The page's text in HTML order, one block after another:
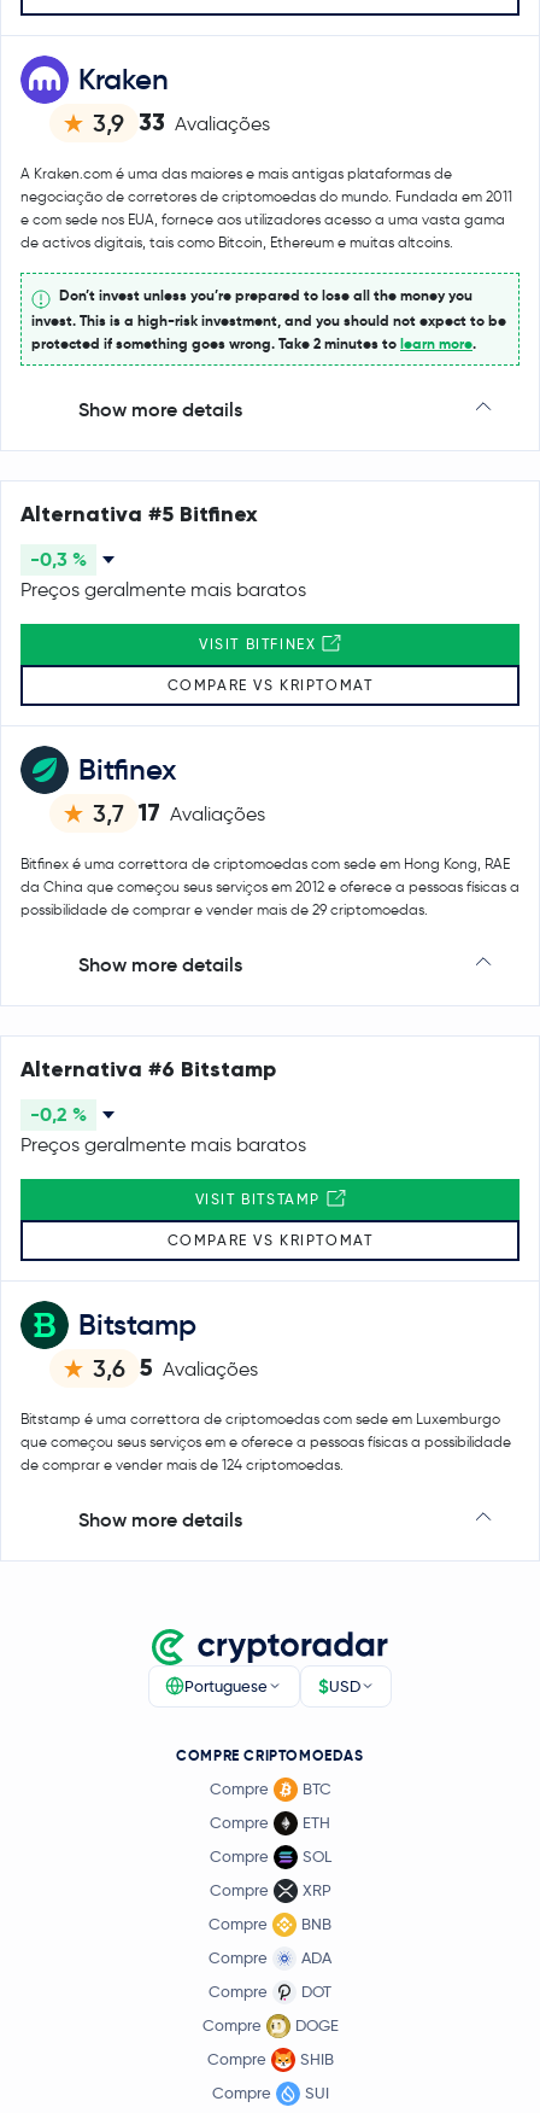
Kraken
3,9 33 Avaliações
A Kraken.com é uma das maiores e mais antigas plataformas de
negociação de corretores de criptomoedas do mundo. Fundada em 2011
e com sede nos EUA, fornece aos utilizadores acesso a uma vasta gama
de activos digitais, tais como Bitcoin, Ethereum e muitas altcoins.
Don’t invest unless you’re prepared to lose all the money you
invest. This is a high-risk investment, and you should not expect to be
protected if something goes wrong. Take 2 minutes to learn more.
Show more details
Bitfinex
3,7 17 Avaliações
Bitfinex é uma correttora de criptomoedas com sede em Hong Kong, RAE
da China que começou seus serviços em 2012 e oferece a pessoas físicas a
possibilidade de comprar e vender mais de 29 criptomoedas.
Show more details
Alternativa #5 Bitfinex
-0,3 %
Preços geralmente mais baratos
VISIT BITFINEX
COMPARE VS KRIPTOMAT
Bitstamp
3,6 5 Avaliações
Bitstamp é uma correttora de criptomoedas com sede em Luxemburgo
que começou seus serviços em e oferece a pessoas físicas a possibilidade
de comprar e vender mais de 124 criptomoedas.
Show more details
Alternativa #6 Bitstamp
-0,2 %
Preços geralmente mais baratos
VISIT BITSTAMP
COMPARE VS KRIPTOMAT
Portuguese $USD
COMPRE CRIPTOMOEDAS
Compre
BTC
Compre
ETH
Compre
SOL
Compre
XRP
Compre
BNB
Compre
ADA
Compre
DOT
Compre
DOGE
Compre
SHIB
Compre
SUI